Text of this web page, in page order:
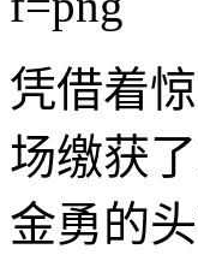
凭借着
场缴获
金勇的